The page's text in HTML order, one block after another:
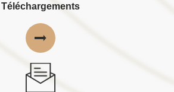
Téléchargements